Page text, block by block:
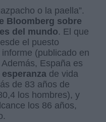
o la paella”.
Bloomberg sobre
del mundo. El que
el puesto
(publicado en
España es
de vida
de 83 años de
los hombres), y
los 86 años,